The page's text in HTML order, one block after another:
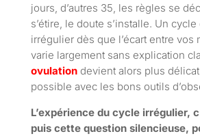
jours, d’autres 35, les règles se
s’étire, le doute s’installe. Un
irrégulier dès que l’écart entre vos
varie largement sans explication
ovulationdevient alors plus
possible avec les bons outils
L’expérience du cycle irrégulier,
puis cette question silencieuse,